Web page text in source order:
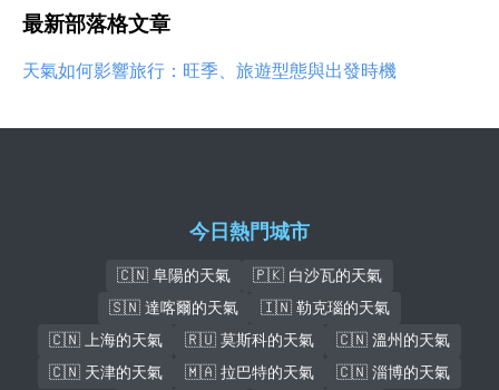
最新部落格文章
天氣如何影響旅行：旺季、旅遊型態與出發時機
今日熱門城市
🇨🇳 阜陽的天氣
🇵🇰 白沙瓦的天氣
🇸🇳 達喀爾的天氣
🇮🇳 勒克瑙的天氣
🇨🇳 上海的天氣
🇷🇺 莫斯科的天氣
🇨🇳 溫州的天氣
🇨🇳 天津的天氣
🇲🇦 拉巴特的天氣
🇨🇳 淄博的天氣